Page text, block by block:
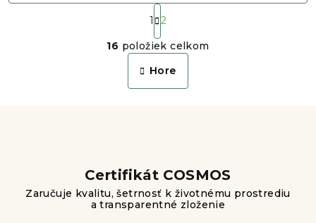
O
v
l
á
p
r
v
S
t
r
á
k
o
1
2
16 položiek celkom
Hore
Certifikát COSMOS
Zaručuje kvalitu, šetrnosť k životnému prostrediu
a transparentné zloženie